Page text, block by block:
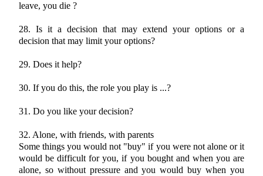
leave, you die ?
28. Is it a decision that may extend your options or a
decision that may limit your options?
29. Does it help?
30. If you do this, the role you play is ...?
31. Do you like your decision?
32. Alone, with friends, with parents
Some things you would not "buy" if you were not alone or it
would be difficult for you, if you bought and when you are
alone, so without pressure and you would buy when you